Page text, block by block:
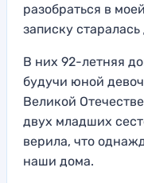
разобраться в
записку
В них 92-летняя
будучи юной
Великой
двух младших
верила, что
наши дома.